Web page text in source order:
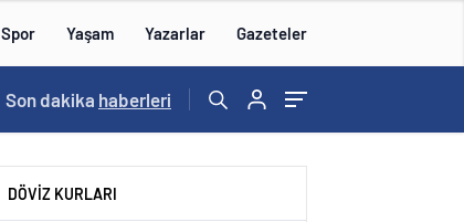
Spor Yaşam Yazarlar Gazeteler
16:09 /
Son dakika haberleri
DÖVİZ KURLARI